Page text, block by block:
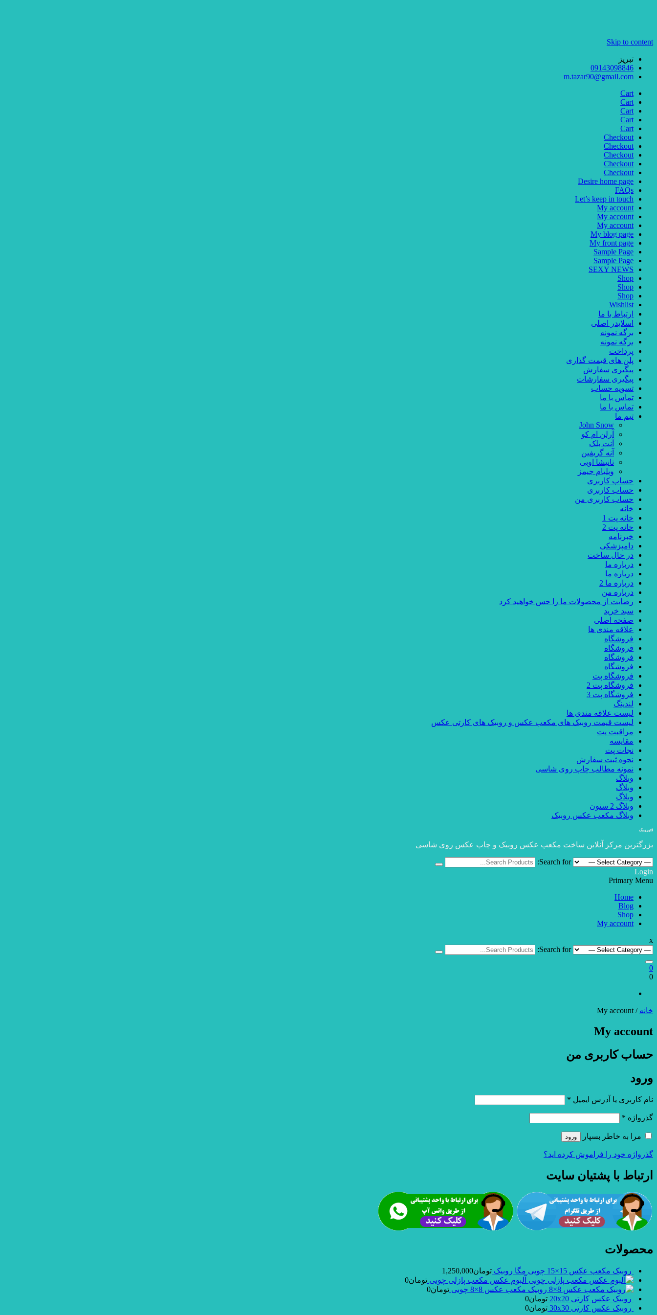
Skip to content
تبریز
09143098846
m.tazar90@gmail.com
Cart
Cart
Cart
Cart
Cart
Checkout
Checkout
Checkout
Checkout
Checkout
Desire home page
FAQs
Let’s keep in touch
My account
My account
My account
My blog page
My front page
Sample Page
Sample Page
SEXY NEWS
Shop
Shop
Shop
Wishlist
ارتباط با ما
اسلایدر اصلی
برگه نمونه
برگه نمونه
پرداخت
پلن های قیمت گذاری
پیگیری سفارش
پیگیری سفارشات
تسویه حساب
تماس با ما
تماس با ما
تیم ما
John Snow
آرلن ام کو
آنت بلک
آنه گریفین
تانیشا اوبی
ویلیام جیمز
حساب کاربری
حساب کاربری
حساب کاربری من
خانه
خانه پت 1
خانه پت 2
خبرنامه
دامپزشکی
در حال ساخت
درباره ما
درباره ما
درباره ما 2
درباره من
رضایت از محصولات ما را حس خواهید کرد
سبد خرید
صفحه اصلی
علاقه مندی ها
فروشگاه
فروشگاه
فروشگاه
فروشگاه
فروشگاه پت
فروشگاه پت 2
فروشگاه پت 3
لندینگ
لیست علاقه مندی ها
لیست قیمت روبیک های مکعب عکس و روبیک های کارتی عکس
مراقبت پت
مقایسه
نجات پت
نحوه ثبت سفارش
نمونه مطالب چاپ روی شاسی
وبلاگ
وبلاگ
وبلاگ
وبلاگ 2 ستون
وبلاگ مکعب عکس روبیک
فتوروبیک
بزرگترین مرکز آنلاین ساخت مکعب عکس روبیک و چاپ عکس روی شاسی
Search for:
Login
Primary Menu
Home
Blog
Shop
My account
x
Search for:
0
0
خانه / My account
My account
حساب کاربری من
ورود
نام کاربری یا آدرس ایمیل *
گذرواژه *
مرا به خاطر بسپار ورود
گذرواژه خود را فراموش کرده اید؟
ارتباط با پشتیان سایت
محصولات
روبیک مکعب عکس 15×15 چوبی مگا روبیک تومان1,250,000
آلبوم عکس مکعب پازلی چوبی تومان0
روبیک مکعب عکس 8×8 چوبی
تومان0
روبیک عکس کارتی 20x20
تومان0
روبیک عکس کارتی 30x30
تومان0